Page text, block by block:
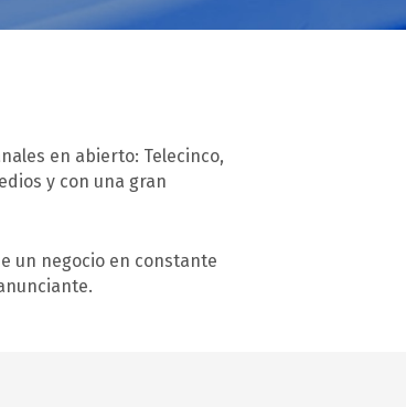
en abierto: Telecinco,
y con una gran
un negocio en constante